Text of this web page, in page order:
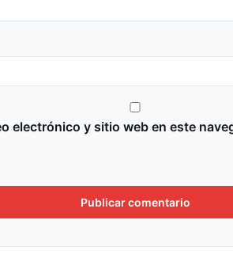
electrónico y sitio web en este